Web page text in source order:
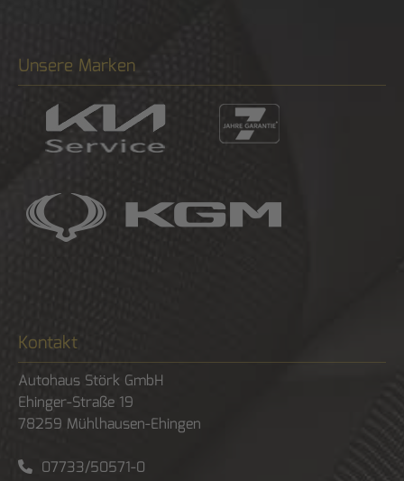
Unsere Marken
Kontakt
Autohaus Störk GmbH
Ehinger-Straße 19
78259 Mühlhausen-Ehingen
07733/50571-0